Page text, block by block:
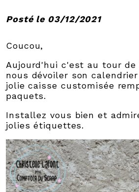
Posté le 03/12/2021
Coucou,
Aujourd'hui c'est au tour
nous dévoiler son
jolie caisse customisée
paquets.
Installez vous bien et
jolies étiquettes.